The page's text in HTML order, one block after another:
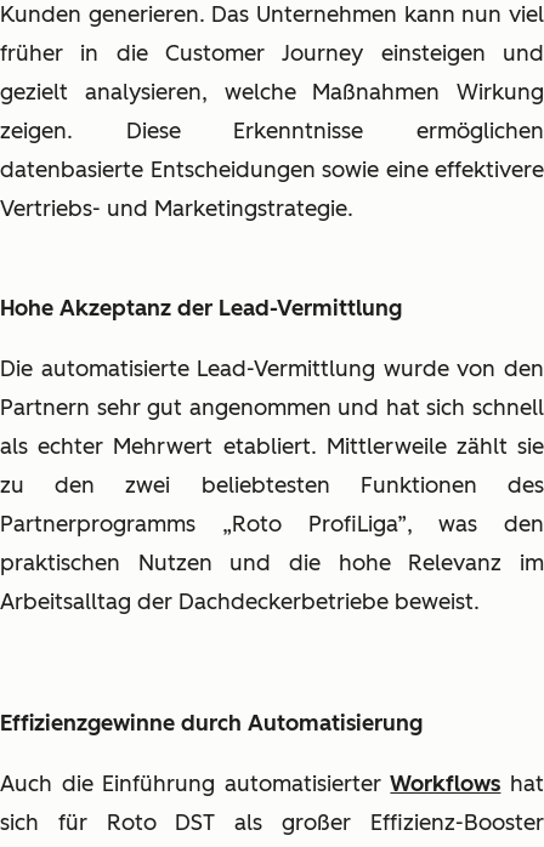
Kunden generieren. Das Unternehmen kann nun viel
früher in die Customer Journey einsteigen und
gezielt analysieren, welche Maßnahmen Wirkung
zeigen. Diese Erkenntnisse ermöglichen
datenbasierte Entscheidungen sowie eine effektivere
Vertriebs- und Marketingstrategie.
Hohe Akzeptanz der Lead-Vermittlung
Die automatisierte Lead-Vermittlung wurde von den
Partnern sehr gut angenommen und hat sich schnell
als echter Mehrwert etabliert. Mittlerweile zählt sie
zu den zwei beliebtesten Funktionen des
Partnerprogramms „Roto ProfiLiga”, was den
praktischen Nutzen und die hohe Relevanz im
Arbeitsalltag der Dachdeckerbetriebe beweist.
Effizienzgewinne durch Automatisierung
Auch die Einführung automatisierterWorkflows hat
sich für Roto DST als großer Effizienz-Booster